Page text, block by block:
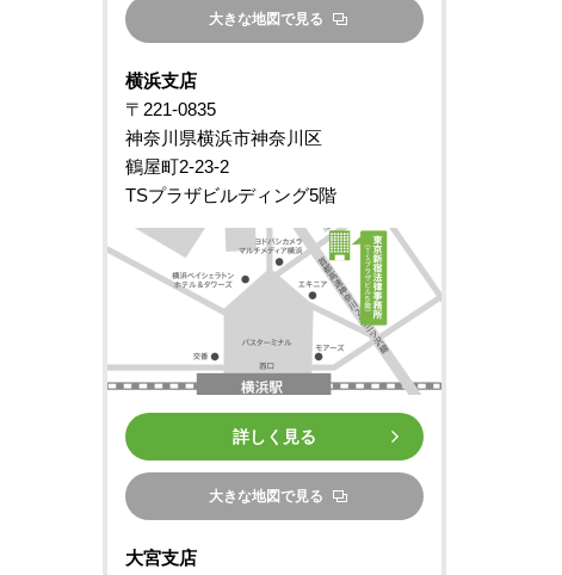
大きな地図で見る
横浜支店
〒221-0835
神奈川県横浜市神奈川区
鶴屋町2-23-2
TSプラザビルディング5階
詳しく見る
大きな地図で見る
大宮支店